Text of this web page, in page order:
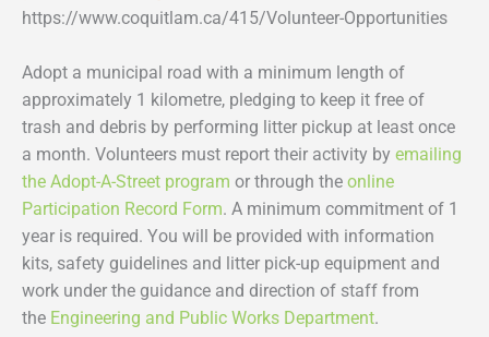
https://www.coquitlam.ca/415/Volunteer-Opportunities
Adopt a municipal road with a minimum length of
approximately 1 kilometre, pledging to keep it free of
trash and debris by performing litter pickup at least once
a month. Volunteers must report their activity by emailing
the Adopt-A-Street program or through the online
Participation Record Form. A minimum commitment of 1
year is required. You will be provided with information
kits, safety guidelines and litter pick-up equipment and
work under the guidance and direction of staff from
the Engineering and Public Works Department.